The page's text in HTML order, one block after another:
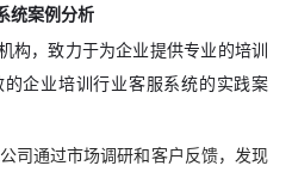
统案例分析
构，致力于为企业提供专业的培训
企业培训行业客服系统的实践案
司通过市场调研和客户反馈，发现